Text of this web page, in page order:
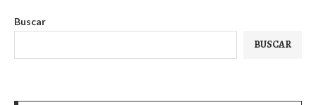
Buscar
BUSCAR